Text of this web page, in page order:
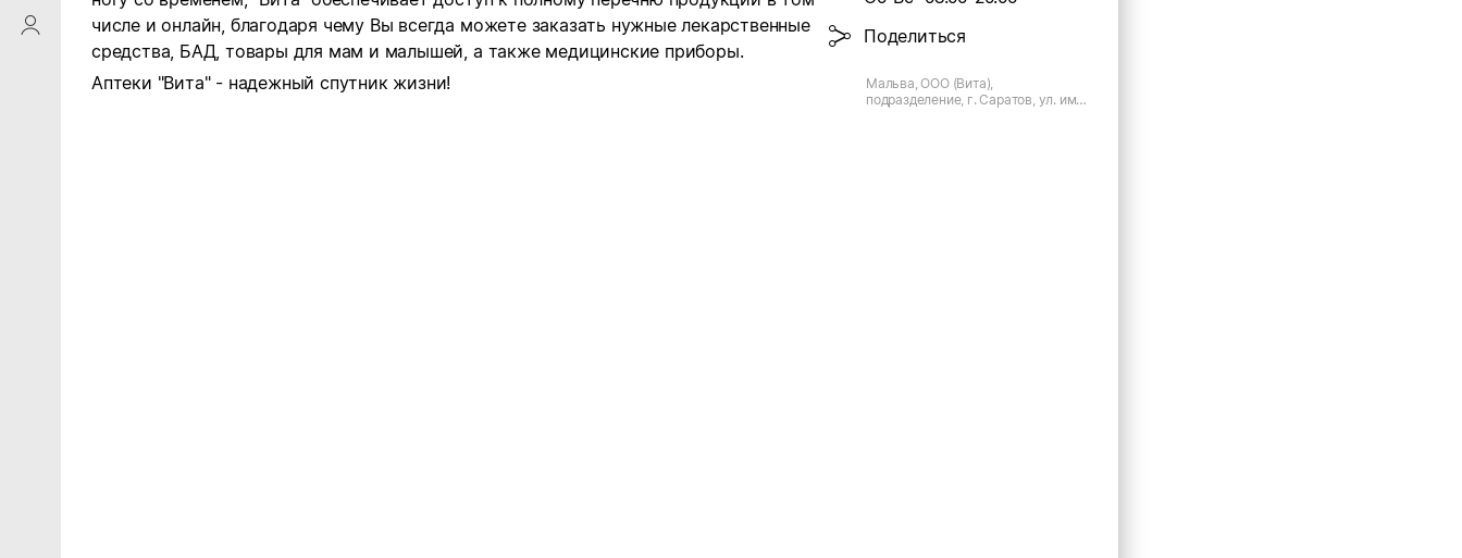
ProfileSaby
числе и онлайн, благодаря чему Вы всегда можете заказать нужные лекарственные
средства, БАД, товары для мам и малышей, а также медицинские приборы.
Аптеки "Вита" - надежный спутник жизни!
Поделиться
Мальва, ООО (Вита),
подразделение, г. Саратов, ул. им